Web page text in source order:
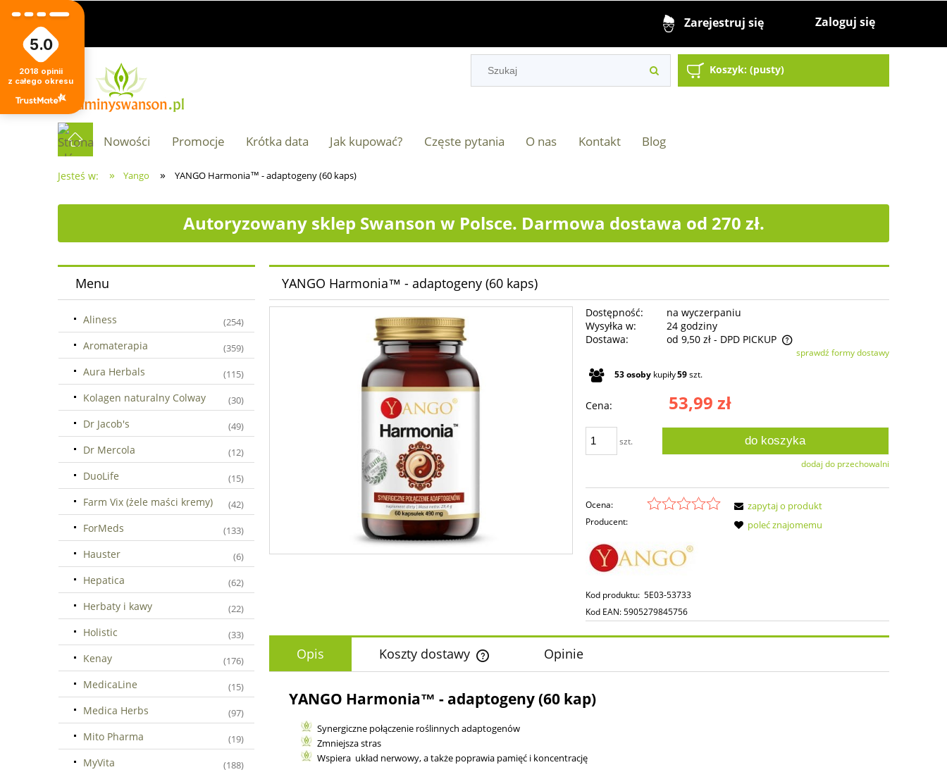
Zarejestruj się Zaloguj się
Koszyk: (pusty)
Nowości Promocje Krótka data Jak kupować? Częste pytania O nas Kontakt Blog
Jesteś w: » Yango » YANGO Harmonia™ - adaptogeny (60 kaps)
Autoryzowany sklep Swanson w Polsce. Darmowa dostawa od 270 zł.
Menu
Aliness (254)
Aromaterapia (359)
Aura Herbals (115)
Kolagen naturalny Colway (30)
Dr Jacob's (49)
Dr Mercola (12)
DuoLife (15)
Farm Vix (żele maści kremy) (42)
ForMeds (133)
Hauster (6)
Hepatica (62)
Herbaty i kawy (22)
Holistic (33)
Kenay (176)
MedicaLine (15)
Medica Herbs (97)
Mito Pharma (19)
MyVita (188)
YANGO Harmonia™ - adaptogeny (60 kaps)
Dostępność:
na wyczerpaniu
Wysyłka w:
24 godziny
Dostawa:
od 9,50 zł - DPD PICKUP
Cena nie zawiera ewentualnych kosztów
płatności
sprawdź formy dostawy
53osoby kupiły59szt.
Cena: 53,99 zł
szt. do koszyka
dodaj do przechowalni
Ocena:
Producent:
Kod produktu: 5E03-53733
Kod EAN:5905279845756
zapytaj o produkt
poleć znajomemu
Opis Koszty dostawy
Cena nie zawiera ewentualnych kosztów
płatności
Opinie
YANGO Harmonia™ - adaptogeny (60 kap)
Synergiczne połączenie roślinnych adaptogenów
Zmniejsza stras
Wspiera układ nerwowy, a także poprawia pamięć i koncentrację
5.0
2018 opinii
z całego okresu